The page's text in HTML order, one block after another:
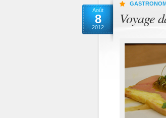
Août
8
2012
Voyage